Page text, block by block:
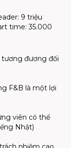
9 triệu
time: 35.000
đương đối
F&B là một lợi
viên có thể
Nhật)